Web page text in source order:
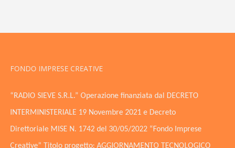
FONDO IMPRESE CREATIVE
“RADIO SIEVE S.R.L.” Operazione finanziata dal DECRETO
INTERMINISTERIALE 19 Novembre 2021 e Decreto
Direttoriale MISE N. 1742 del 30/05/2022 “Fondo Imprese
Creative” Titolo progetto: AGGIORNAMENTO TECNOLOGICO